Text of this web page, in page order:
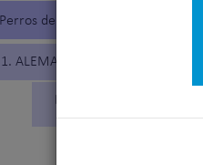
Perros de pastor
1. ALEMANIA
DEUTSCHER